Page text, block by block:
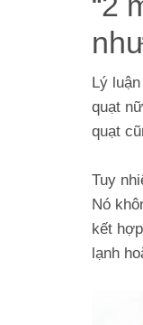
Lý
quạt
quạt
Tuy
Nó
kết
lạnh